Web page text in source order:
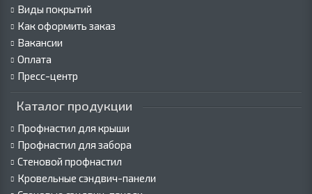
Виды покрытий
Как оформить заказ
Вакансии
Оплата
Пресс-центр
Каталог продукции
Профнастил для крыши
Профнастил для забора
Стеновой профнастил
Кровельные сэндвич-панели